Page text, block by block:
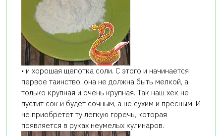
• и хорошая щепотка соли. С этого и начинается
первое таинство: она не должна быть мелкой, а
только крупная и очень крупная. Так наш хек не
пустит сок и будет сочным, а не сухим и пресным. И
не приобретёт ту лёгкую горечь, которая
появляется в руках неумелых кулинаров.